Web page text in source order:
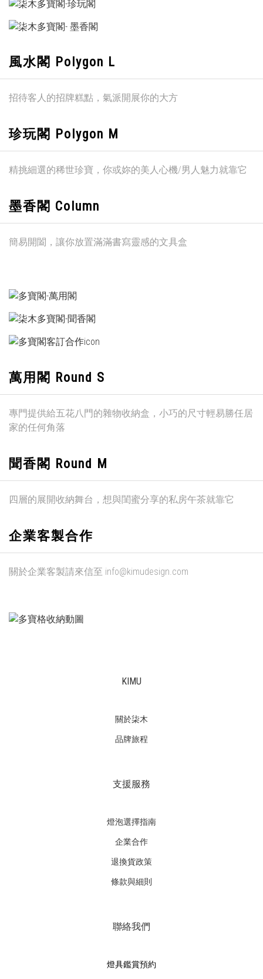
風水閣 Polygon L
招待客人的招牌糕點，氣派開展你的大方
珍玩閣 Polygon M
精挑細選的稀世珍寶，你或妳的美人心機/男人魅力就靠它
墨香閣 Column
簡易開闔，讓你放置滿滿書寫靈感的文具盒
萬用閣 Round S
專門提供給五花八門的雜物收納盒，小巧的尺寸輕易勝任居
家的任何角落
聞香閣 Round M
四層的展開收納舞台，想與閨蜜分享的私房午茶就靠它
企業客製合作
關於企業客製請來信至 info@kimudesign.com
KIMU
關於柒木
品牌旅程
支援服務
燈泡選擇指南
企業合作
退換貨政策
條款與細則
聯絡我們
燈具鑑賞預約